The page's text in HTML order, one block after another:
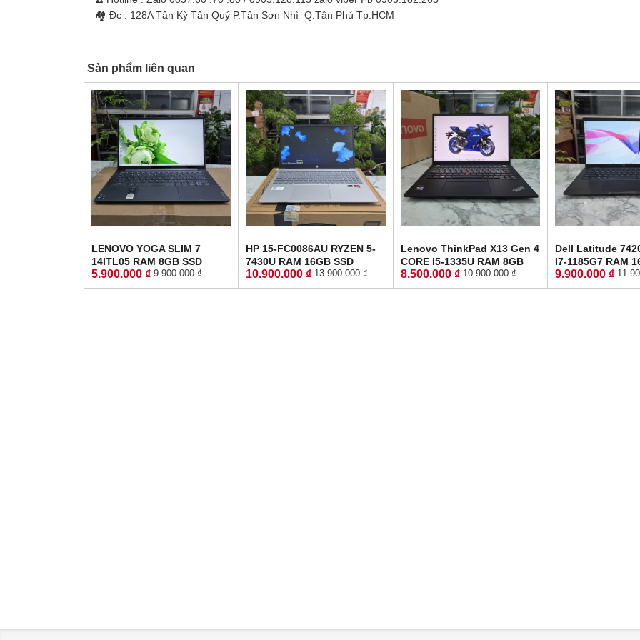
🏘 Đc : 128A Tân Kỳ Tân Quý P.Tân Sơn Nhì Q.Tân Phú Tp.HCM
Sản phẩm liên quan
LENOVO YOGA SLIM 7
14ITL05 RAM 8GB SSD
512GB MÀN HÌNH :
14"FullHD IPS
5.900.000 ₫ 9.900.000 ₫
HP 15-FC0086AU RYZEN 5-
7430U RAM 16GB SSD
512GB MÀN HÌNH : 15.6 Inch
FullHD IPS
10.900.000 ₫ 13.900.000 ₫
Lenovo ThinkPad X13 Gen 4
CORE I5-1335U RAM 8GB
SSD 256GB MÀN HÌNH : 13.3
Inch WUXGA
8.500.000 ₫ 10.900.000 ₫
Dell Latitude
I7-1185G7 RAM
256GB MÀN
14.0''Inch Fhd
9.900.000 ₫